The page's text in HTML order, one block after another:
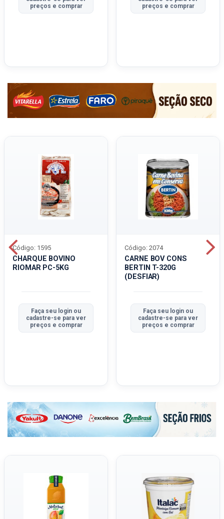
preços e comprar
preços e comprar
CHARQUE BOVINO
RIOMAR PC-5KG
Código: 1595
Faça seu login ou
cadastre-se para ver
preços e comprar
CARNE BOV CONS
BERTIN T-320G
(DESFIAR)
Código: 2074
Faça seu login ou
cadastre-se para ver
preços e comprar